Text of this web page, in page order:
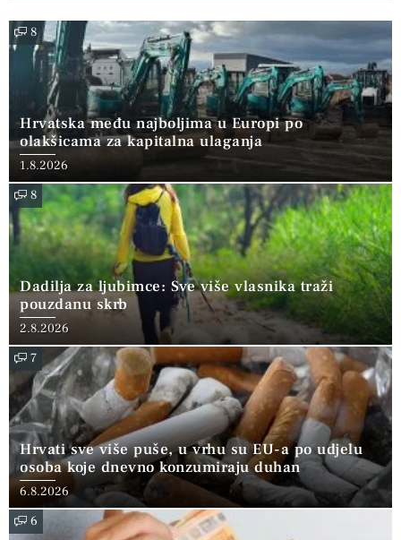
8
Hrvatska među najboljima u Europi po
olakšicama za kapitalna ulaganja
1.8.2026
8
Dadilja za ljubimce: Sve više vlasnika traži
pouzdanu skrb
2.8.2026
7
Hrvati sve više puše, u vrhu su EU-a po udjelu
osoba koje dnevno konzumiraju duhan
6.8.2026
6